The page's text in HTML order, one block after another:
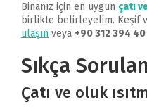
Binanız için en uygun çatı
birlikte belirleyelim. Keşif
ulaşın veya +90 312 394
Sıkça
Çatı ve oluk